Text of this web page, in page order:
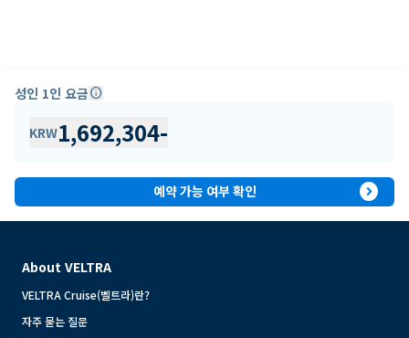
성인 1인 요금info
KRW1,692,304-
예약 가능 여부 확인 expand_circle_right
About VELTRA
VELTRA Cruise(벨트라)란?
자주 묻는 질문